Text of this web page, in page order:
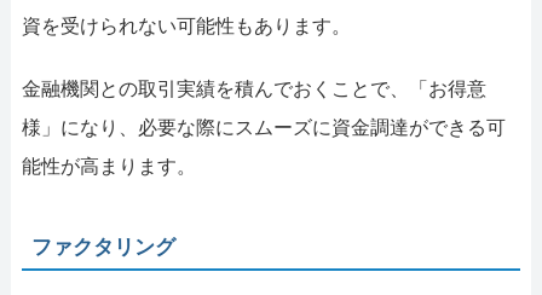
資を受けられない可能性もあります。
金融機関との取引実績を積んでおくことで、「お得意
様」になり、必要な際にスムーズに資金調達ができる可
能性が高まります。
ファクタリング